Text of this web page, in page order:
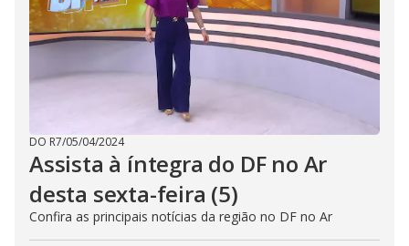
DO R7/05/04/2024
Assista à íntegra do DF no Ar
desta sexta-feira (5)
Confira as principais notícias da região no DF no Ar